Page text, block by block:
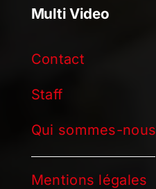
Multi Video
Contact
Staff
Qui sommes-nous
Mentions légales